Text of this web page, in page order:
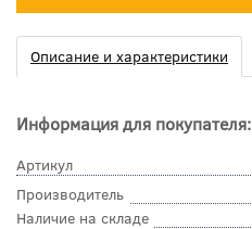
Описание и характеристики
Информация для покупателя:
Артикул
Производитель
Наличие на складе